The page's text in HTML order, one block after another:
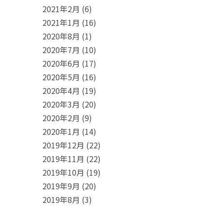
2021年2月 (6)
2021年1月 (16)
2020年8月 (1)
2020年7月 (10)
2020年6月 (17)
2020年5月 (16)
2020年4月 (19)
2020年3月 (20)
2020年2月 (9)
2020年1月 (14)
2019年12月 (22)
2019年11月 (22)
2019年10月 (19)
2019年9月 (20)
2019年8月 (3)